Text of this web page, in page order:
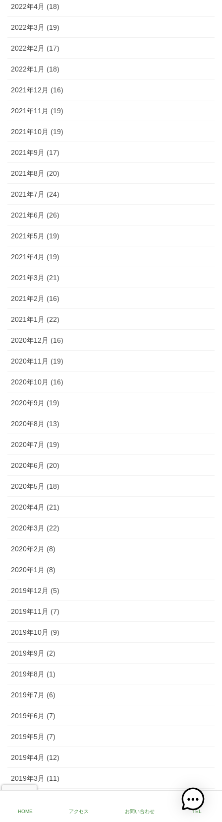
2022年4月 (18)
2022年3月 (19)
2022年2月 (17)
2022年1月 (18)
2021年12月 (16)
2021年11月 (19)
2021年10月 (19)
2021年9月 (17)
2021年8月 (20)
2021年7月 (24)
2021年6月 (26)
2021年5月 (19)
2021年4月 (19)
2021年3月 (21)
2021年2月 (16)
2021年1月 (22)
2020年12月 (16)
2020年11月 (19)
2020年10月 (16)
2020年9月 (19)
2020年8月 (13)
2020年7月 (19)
2020年6月 (20)
2020年5月 (18)
2020年4月 (21)
2020年3月 (22)
2020年2月 (8)
2020年1月 (8)
2019年12月 (5)
2019年11月 (7)
2019年10月 (9)
2019年9月 (2)
2019年8月 (1)
2019年7月 (6)
2019年6月 (7)
2019年5月 (7)
2019年4月 (12)
2019年3月 (11)
HOME アクセス お問い合わせ TEL